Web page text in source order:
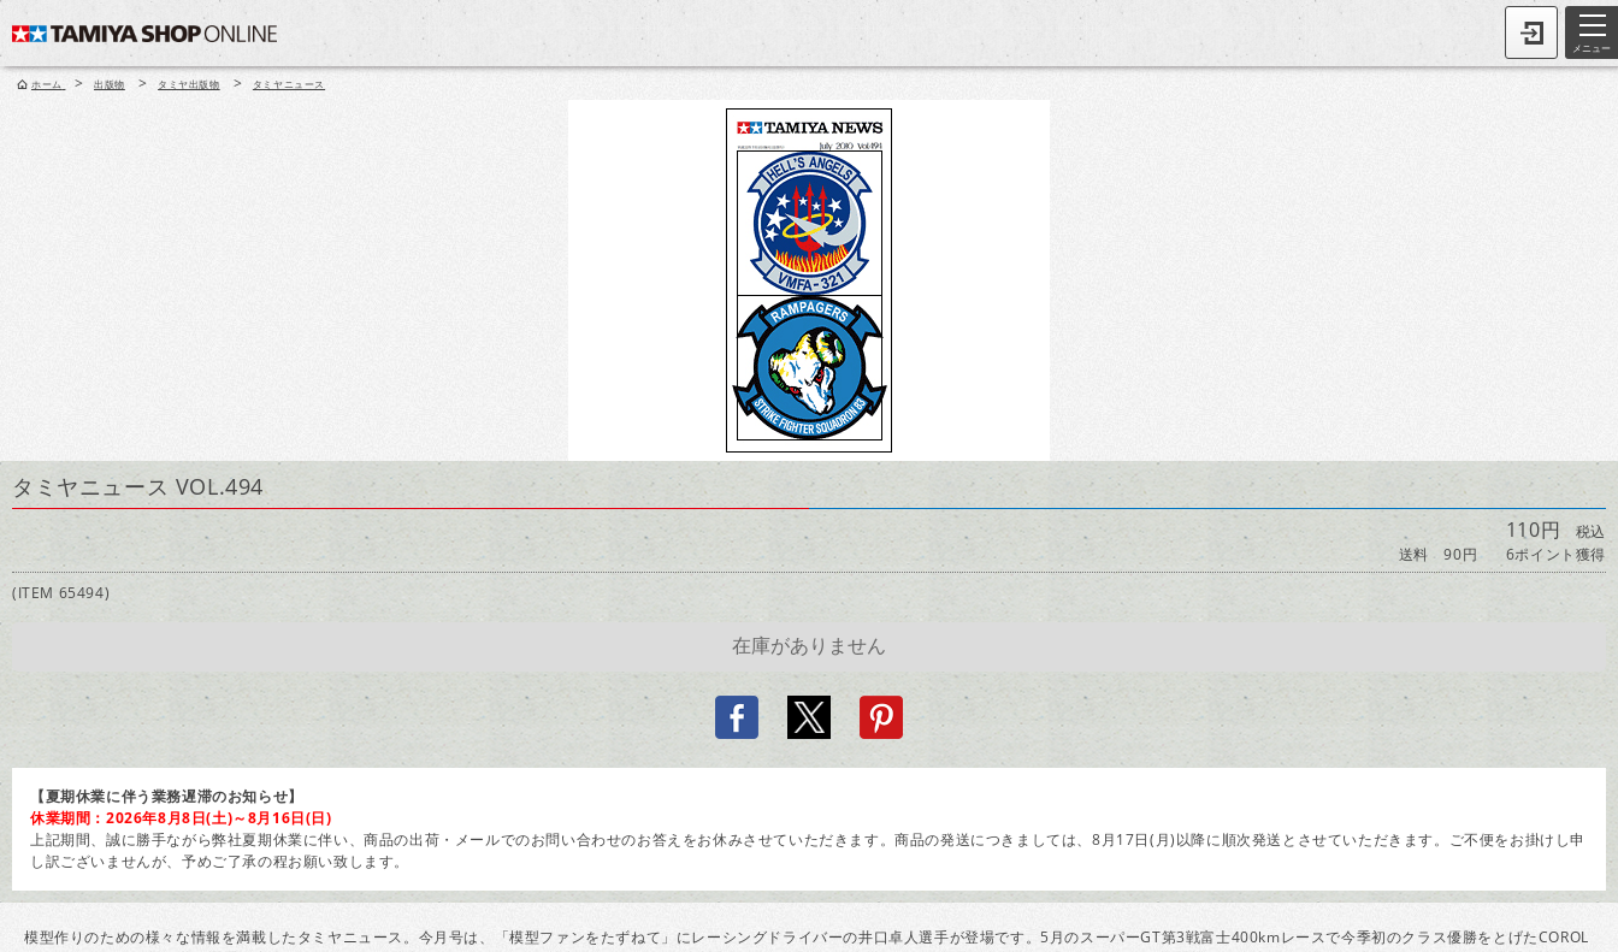
メニュー
ホーム > 出版物 > タミヤ出版物 > タミヤニュース
タミヤニュース VOL.494
110円 税込
送料 90円
6ポイント獲得
(ITEM 65494)
【夏期休業に伴う業務遅滞のお知らせ】
休業期間：2026年8月8日(土)～8月16日(日)
上記期間、誠に勝手ながら弊社夏期休業に伴い、商品の出荷・メールでのお問い合わせのお答えをお休みさせていただきます。商品の発送につきましては、8月17日(月)以降に順次発送とさせていただきます。ご不便をお掛けし申
し訳ございませんが、予めご了承の程お願い致します。
模型作りのための様々な情報を満載したタミヤニュース。今月号は、「模型ファンをたずねて」にレーシングドライバーの井口卓人選手が登場です。5月のスーパーGT第3戦富士400kmレースで今季初のクラス優勝をとげたCOROL